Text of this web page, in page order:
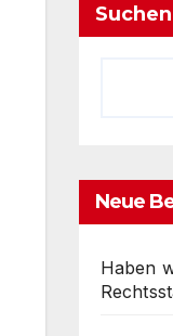
Suchen
Neue
Haben